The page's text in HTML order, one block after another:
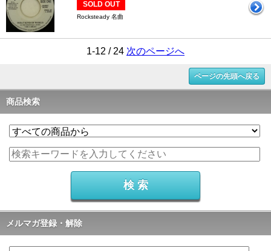
SOLD OUT
Rocksteady 名曲
1-12 / 24 次のページへ
ページの先頭へ戻る
商品検索
メルマガ登録・解除